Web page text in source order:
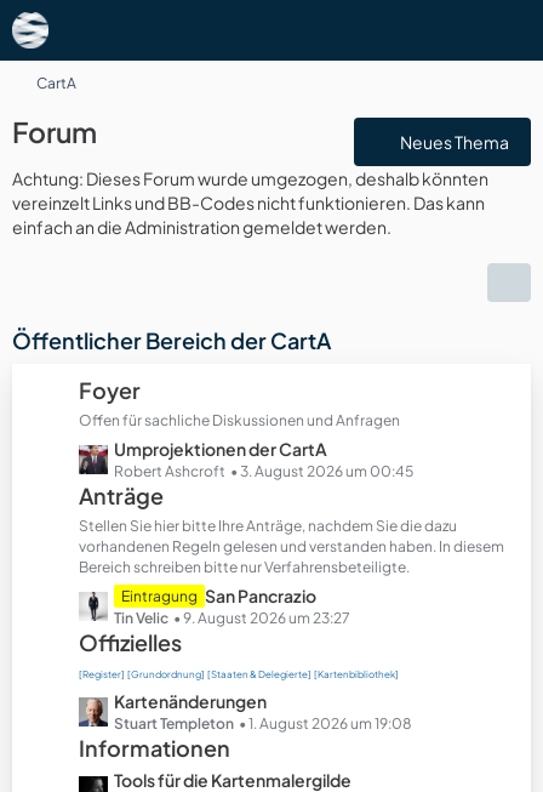
CartA
Forum
Neues Thema
Achtung: Dieses Forum wurde umgezogen, deshalb könnten
vereinzelt Links und BB-Codes nicht funktionieren. Das kann
einfach an die Administration gemeldet werden.
Öffentlicher Bereich der CartA
Foyer
Offen für sachliche Diskussionen und Anfragen
L
e
t
z
t
e
B
e
i
t
ä
g
e
Umprojektionen der CartA
Robert Ashcroft 3. August 2026 um 00:45
Anträge
Stellen Sie hier bitte Ihre Anträge, nachdem Sie die dazu
vorhandenen Regeln gelesen und verstanden haben. In diesem
Bereich schreiben bitte nur Verfahrensbeteiligte.
L
e
t
z
t
e
B
Eintragung San Pancrazio
Tin Velic 9. August 2026 um 23:27
Offizielles
[Register] [Grundordnung] [Staaten & Delegierte] [Kartenbibliothek]
L
e
z
Kartenänderungen
Stuart Templeton 1. August 2026 um 19:08
Informationen
L
Tools für die Kartenmalergilde